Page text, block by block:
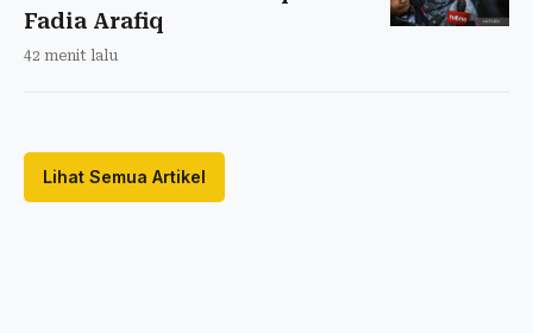
Fadia Arafiq
42 menit lalu
Lihat Semua Artikel